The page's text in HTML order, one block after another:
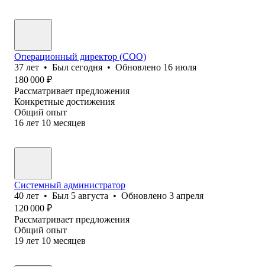
Операционный директор (COO)
37 лет • Был сегодня • Обновлено 16 июля
180 000 ₽
Рассматривает предложения
Конкретные достижения
Общий опыт
16 лет 10 месяцев
Системный администратор
40 лет • Был 5 августа • Обновлено 3 апреля
120 000 ₽
Рассматривает предложения
Общий опыт
19 лет 10 месяцев